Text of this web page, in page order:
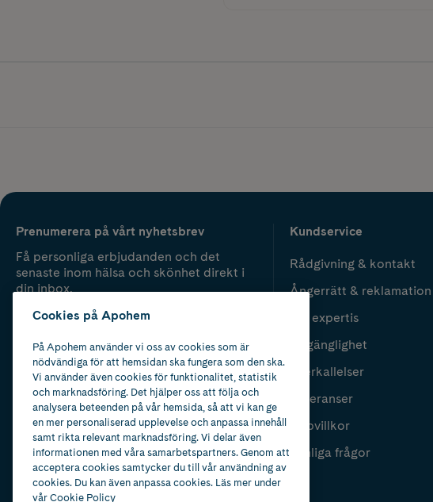
Prenumerera på vårt nyhetsbrev
Få personliga erbjudanden och det
senaste inom hälsa och skönhet direkt i
din inbox.
Kundservice
Rådgivning & kontakt
Ångerrätt & reklamation
Vår expertis
Tillgänglighet
Återkallelser
Leveranser
Köpvillkor
Vanliga frågor
Cookies på Apohem
På Apohem använder vi oss av cookies som är
nödvändiga för att hemsidan ska fungera som den ska.
Vi använder även cookies för funktionalitet, statistik
och marknadsföring. Det hjälper oss att följa och
analysera beteenden på vår hemsida, så att vi kan ge
en mer personaliserad upplevelse och anpassa innehåll
samt rikta relevant marknadsföring. Vi delar även
informationen med våra samarbetspartners. Genom att
acceptera cookies samtycker du till vår användning av
cookies. Du kan även anpassa cookies. Läs mer under
vårCookie Policy